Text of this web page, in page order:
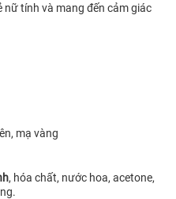
nữ tính và mang đến cảm giác
mạ vàng
, hóa chất, nước hoa, acetone,